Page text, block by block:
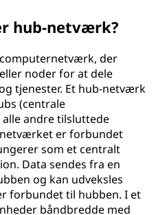
hub-netværk?
der
noder for at dele
tjenester. Et hub-netværk
(centrale
andre tilsluttede
netværket er forbundet
som et centralt
Data sendes fra en
og kan udveksles
forbundet til hubben. I et
båndbredde med